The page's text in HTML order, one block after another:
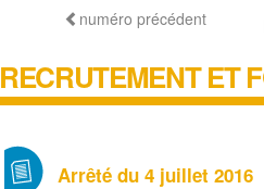
numéro précédent
RECRUTEMENT ET
Arrêté du 4 juillet 2016